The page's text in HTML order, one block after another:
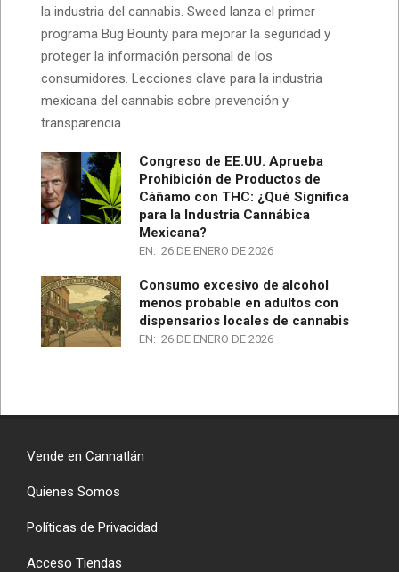
la industria del cannabis. Sweed lanza el primer
programa Bug Bounty para mejorar la seguridad y
proteger la información personal de los
consumidores. Lecciones clave para la industria
mexicana del cannabis sobre prevención y
transparencia.
Congreso de EE.UU. Aprueba
Prohibición de Productos de
Cáñamo con THC: ¿Qué Significa
para la Industria Cannábica
Mexicana?
EN: 26 DE ENERO DE 2026
Consumo excesivo de alcohol
menos probable en adultos con
dispensarios locales de cannabis
EN: 26 DE ENERO DE 2026
Vende en Cannatlán
Quienes Somos
Políticas de Privacidad
Acceso Tiendas